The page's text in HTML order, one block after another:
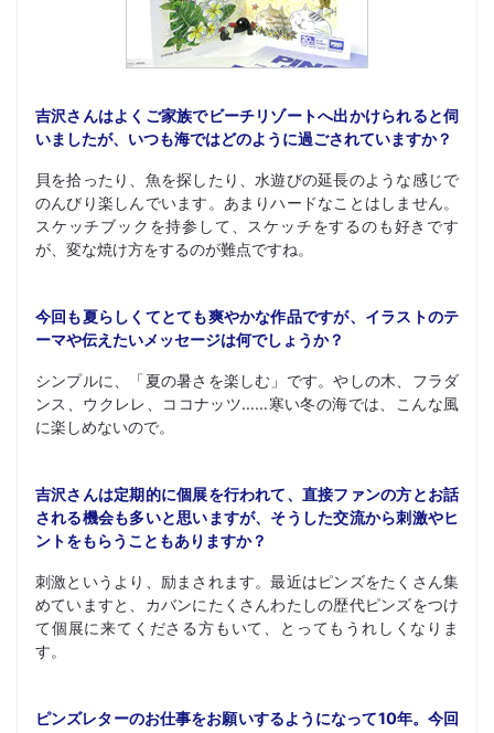
吉沢さんはよくご家族でビーチリゾートへ出かけられると伺
いましたが、いつも海ではどのように過ごされていますか？
貝を拾ったり、魚を探したり、水遊びの延長のような感じで
のんびり楽しんでいます。あまりハードなことはしません。
スケッチブックを持参して、スケッチをするのも好きです
が、変な焼け方をするのが難点ですね。
今回も夏らしくてとても爽やかな作品ですが、イラストのテ
ーマや伝えたいメッセージは何でしょうか？
シンプルに、「夏の暑さを楽しむ」です。やしの木、フラダ
ンス、ウクレレ、ココナッツ……寒い冬の海では、こんな風
に楽しめないので。
吉沢さんは定期的に個展を行われて、直接ファンの方とお話
される機会も多いと思いますが、そうした交流から刺激やヒ
ントをもらうこともありますか？
刺激というより、励まされます。最近はピンズをたくさん集
めていますと、カバンにたくさんわたしの歴代ピンズをつけ
て個展に来てくださる方もいて、とってもうれしくなりま
す。
ピンズレターのお仕事をお願いするようになって10年。今回